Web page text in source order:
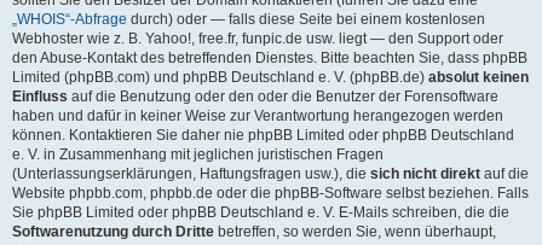
„WHOIS“-Abfrage durch) oder — falls diese Seite bei einem kostenlosen
Webhoster wie z. B. Yahoo!, free.fr, funpic.de usw. liegt — den Support oder
den Abuse-Kontakt des betreffenden Dienstes. Bitte beachten Sie, dass phpBB
Limited (phpBB.com) und phpBB Deutschland e. V. (phpBB.de) absolut keinen
Einfluss auf die Benutzung oder den oder die Benutzer der Forensoftware
haben und dafür in keiner Weise zur Verantwortung herangezogen werden
können. Kontaktieren Sie daher nie phpBB Limited oder phpBB Deutschland
e. V. in Zusammenhang mit jeglichen juristischen Fragen
(Unterlassungserklärungen, Haftungsfragen usw.), die sich nicht direkt auf die
Website phpbb.com, phpbb.de oder die phpBB-Software selbst beziehen. Falls
Sie phpBB Limited oder phpBB Deutschland e. V. E-Mails schreiben, die die
Softwarenutzung durch Dritte betreffen, so werden Sie, wenn überhaupt,